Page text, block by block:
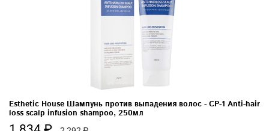
Esthetic House Шампунь против выпадения волос - CP-1 Anti-hair
loss scalp infusion shampoo, 250мл